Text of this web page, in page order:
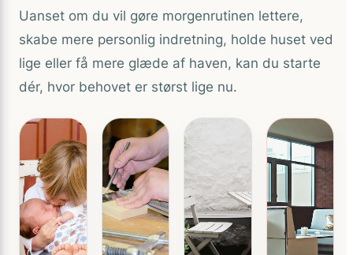
Uanset om du vil gøre morgenrutinen lettere,
skabe mere personlig indretning, holde huset ved
lige eller få mere glæde af haven, kan du starte
dér, hvor behovet er størst lige nu.